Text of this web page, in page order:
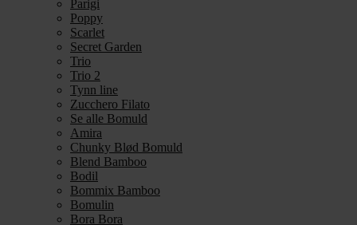
Parigi
Poppy
Scarlet
Secret Garden
Trio
Trio 2
Tynn line
Zucchero Filato
Se alle Bomuld
Amira
Chunky Blød Bomuld
Blend Bamboo
Bodil
Bommix Bamboo
Bomulin
Bora Bora